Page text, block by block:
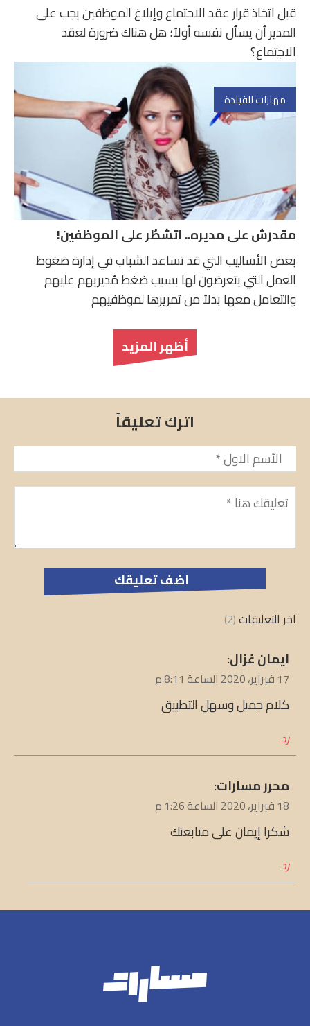
قبل اتخاذ قرار عقد الاجتماع وإبلاغ الموظفين يجب على
المدير أن يسأل نفسه أولاً؛ هل هناك ضرورة لعقد
الاجتماع؟
مهارات القيادة
مقدرش على مديره.. اتشطّر على الموظفين!
بعض الأساليب التي قد تساعد الشباب في إدارة ضغوط
العمل التي يتعرضون لها بسبب ضغط مُديريهم عليهم
والتعامل معها بدلاً من تمريرها لموظفيهم
أظهر المزيد
اترك تعليقاً
الأسم*
تعليق
آخر التعليقات(2)
يقول
ايمان غزال:
17 فبراير، 2020 الساعة 8:11 م
كلام جميل وسهل التطبيق
رد
يقول
محرر مسارات:
18 فبراير، 2020 الساعة 1:26 م
شكرا إيمان على متابعتك
رد